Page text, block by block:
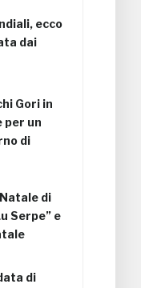
ecco
dai
Gori in
per un
di
di
Serpe” e
di